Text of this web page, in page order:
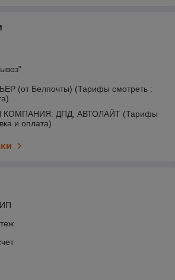
(от Белпочты) (Тарифы смотреть :
ДПД, АВТОЛАЙТ (Тарифы
и оплата)